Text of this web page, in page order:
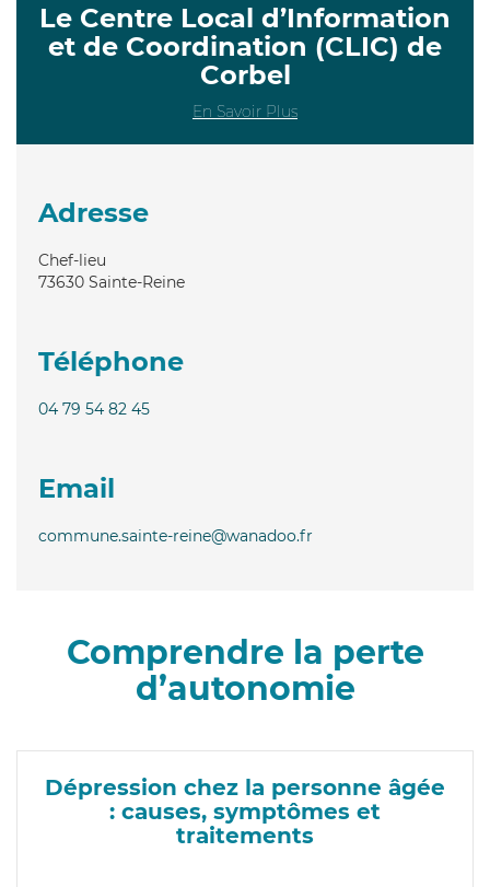
Le Centre Local d’Information
et de Coordination (CLIC) de
Corbel
En Savoir Plus
Adresse
Chef-lieu
73630 Sainte-Reine
Téléphone
04 79 54 82 45
Email
commune.sainte-reine@wanadoo.fr
Comprendre la perte
d’autonomie
Dépression chez la personne âgée
: causes, symptômes et
traitements